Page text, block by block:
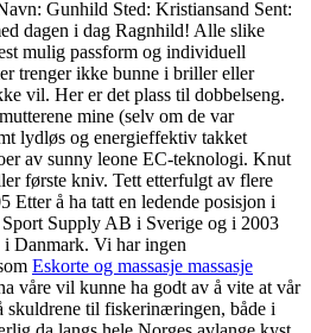
Gunhild Sted: Kristiansand Sent:
dagen i dag Ragnhild! Alle slike
mulig passform og individuell
trenger ikke bunne i briller eller
vil. Her er det plass til dobbelseng.
mine (selv om de var
lydløs og energieffektiv takket
av sunny leone EC-teknologi. Knut
første kniv. Tett etterfulgt av flere
Etter å ha tatt en ledende posisjon i
Supply AB i Sverige og i 2003
Danmark. Vi har ingen
Eskorte og massasje massasje
våre vil kunne ha godt av å vite at vår
skuldrene til fiskerinæringen, både i